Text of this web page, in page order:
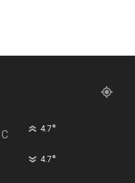
C 4.7°
4.7°